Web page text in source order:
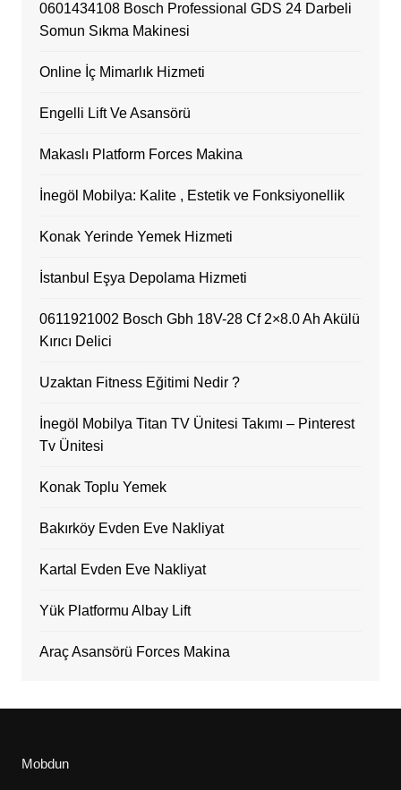
0601434108 Bosch Professional GDS 24 Darbeli
Somun Sıkma Makinesi
Online İç Mimarlık Hizmeti
Engelli Lift Ve Asansörü
Makaslı Platform Forces Makina
İnegöl Mobilya: Kalite , Estetik ve Fonksiyonellik
Konak Yerinde Yemek Hizmeti
İstanbul Eşya Depolama Hizmeti
0611921002 Bosch Gbh 18V-28 Cf 2×8.0 Ah Akülü
Kırıcı Delici
Uzaktan Fitness Eğitimi Nedir ?
İnegöl Mobilya Titan TV Ünitesi Takımı – Pinterest
Tv Ünitesi
Konak Toplu Yemek
Bakırköy Evden Eve Nakliyat
Kartal Evden Eve Nakliyat
Yük Platformu Albay Lift
Araç Asansörü Forces Makina
Mobdun